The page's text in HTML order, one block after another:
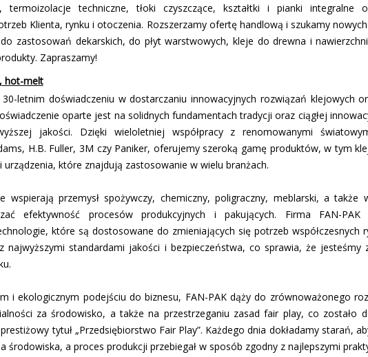
termoizolacje techniczne, tłoki czyszczące, kształtki i pianki integralne
Klienta, rynku i otoczenia. Rozszerzamy ofertę handlową i szukamy
zastosowań dekarskich, do płyt warstwowych, kleje do drewna i
Zapraszamy!
hot-melt
30-letnim doświadczeniu w dostarczaniu innowacyjnych rozwiązań klejowych
oparte jest na solidnych fundamentach tradycji oraz ciągłej
jakości. Dzięki wieloletniej współpracy z renomowanymi
H.B. Fuller, 3M czy Paniker, oferujemy szeroką gamę produktów, w tym
które znajdują zastosowanie w wielu branżach.
wspierają przemysł spożywczy, chemiczny, poligraficzny, meblarski, a także
efektywność procesów produkcyjnych i pakujących. Firma FAN-
które są dostosowane do zmieniających się potrzeb współczesnych
najwyższymi standardami jakości i bezpieczeństwa, co sprawia, że jesteśmy
i ekologicznym podejściu do biznesu, FAN-PAK dąży do zrównoważonego
za środowisko, a także na przestrzeganiu zasad fair play, co zostało
tytuł „Przedsiębiorstwo Fair Play”. Każdego dnia dokładamy starań,
środowiska, a proces produkcji przebiegał w sposób zgodny z najlepszymi